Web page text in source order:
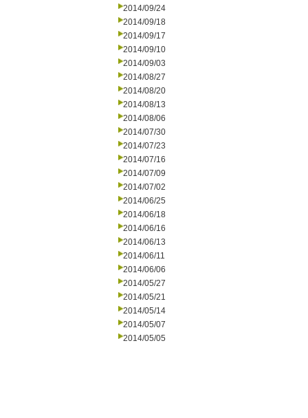
2014/09/24
2014/09/18
2014/09/17
2014/09/10
2014/09/03
2014/08/27
2014/08/20
2014/08/13
2014/08/06
2014/07/30
2014/07/23
2014/07/16
2014/07/09
2014/07/02
2014/06/25
2014/06/18
2014/06/16
2014/06/13
2014/06/11
2014/06/06
2014/05/27
2014/05/21
2014/05/14
2014/05/07
2014/05/05